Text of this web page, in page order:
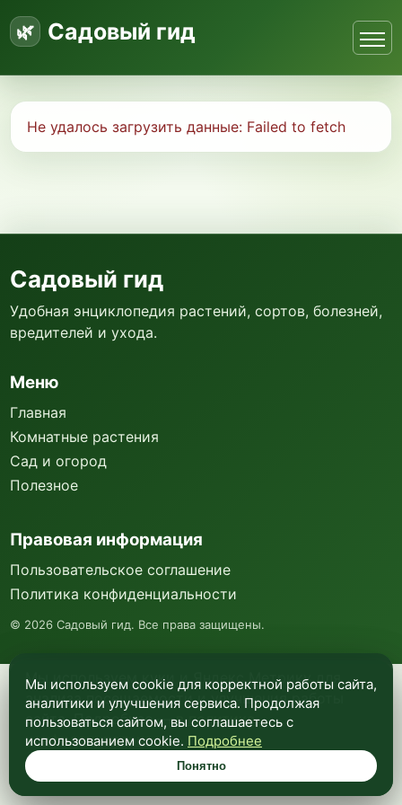
Садовый гид
Не удалось загрузить данные: Failed to fetch
Мы используем куки и Яндекс Метрику для
анализа посещаемости и улучшения работы
сайта. Подробнее —в политике
конфиденциальности.
Понятно
Садовый гид
Удобная энциклопедия растений, сортов, болезней,
вредителей и ухода.
Меню
Главная
Комнатные растения
Сад и огород
Полезное
Правовая информация
Пользовательское соглашение
Политика конфиденциальности
© 2026 Садовый гид. Все права защищены.
Мы используем cookie для корректной работы сайта,
аналитики и улучшения сервиса. Продолжая
пользоваться сайтом, вы соглашаетесь с
использованием cookie. Подробнее
Понятно